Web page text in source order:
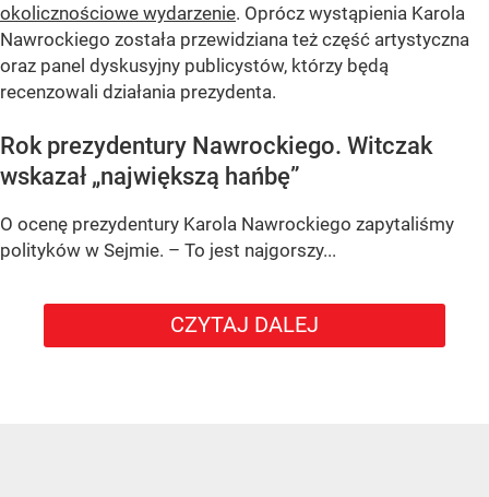
okolicznościowe wydarzenie. Oprócz wystąpienia Karola
Nawrockiego została przewidziana też część artystyczna
oraz panel dyskusyjny publicystów, którzy będą
recenzowali działania prezydenta.
Rok prezydentury Nawrockiego. Witczak
wskazał „największą hańbę”
O ocenę prezydentury Karola Nawrockiego zapytaliśmy
polityków w Sejmie. – To jest najgorszy...
CZYTAJ DALEJ